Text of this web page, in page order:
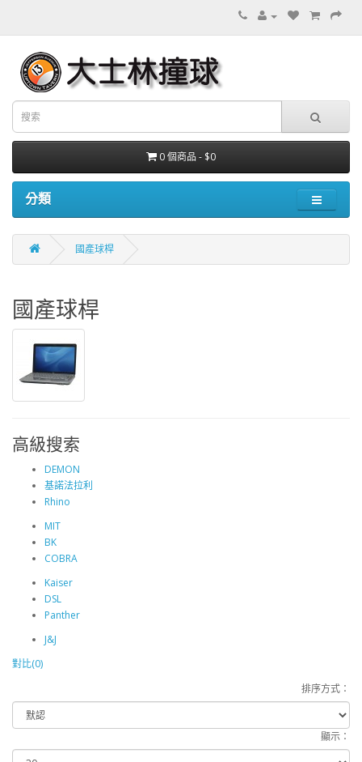
0 個商品 - $0
分類
國產球桿
國產球桿
高級搜索
DEMON
基諾法拉利
Rhino
MIT
BK
COBRA
Kaiser
DSL
Panther
J&J
對比(0)
排序方式：
顯示：